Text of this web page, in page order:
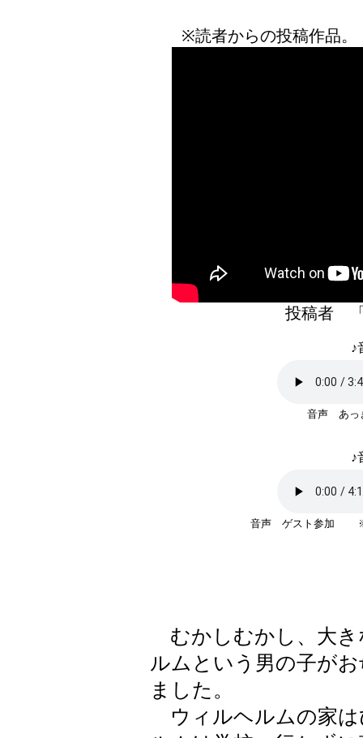
※読者からの投稿作品
投稿者
♪
音声 あっ
♪
音声 ゲスト参加 ※一
むかしむかし、大き
ルムという男の子が
ました。
ウィルヘルムの家は